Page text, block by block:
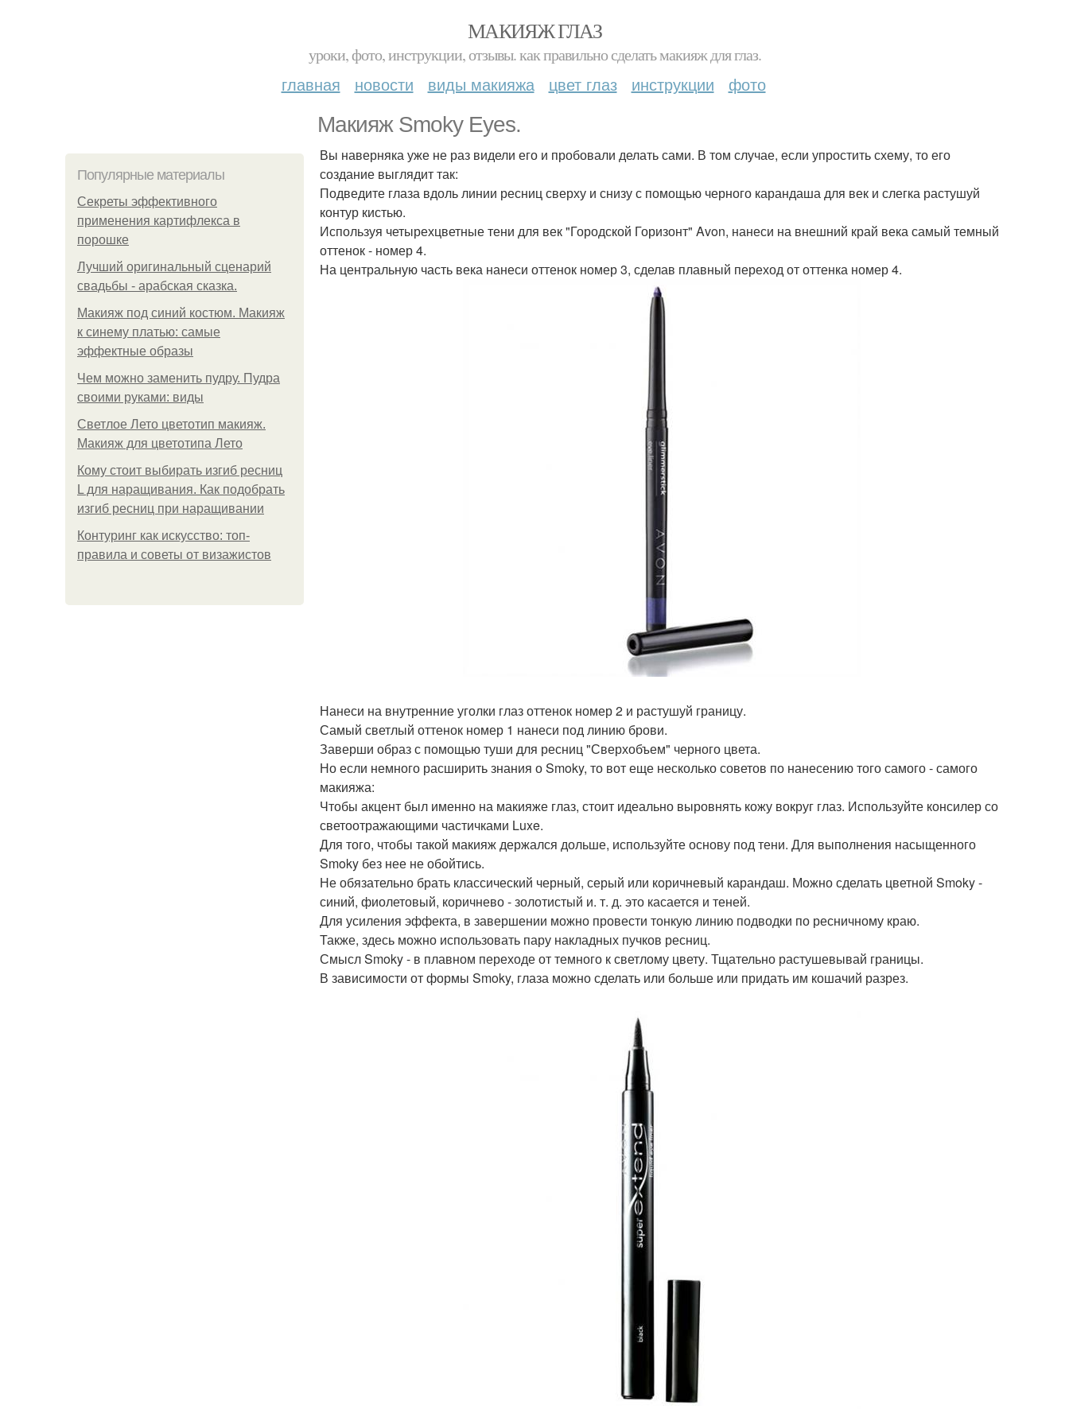
МАКИЯЖ ГЛАЗ
уроки, фото, инструкции, отзывы. как правильно сделать макияж для глаз.
главная новости виды макияжа цвет глаз инструкции фото
Макияж Smoky Eyes.
Популярные материалы
Секреты эффективного
применения картифлекса в
порошке
Лучший оригинальный сценарий
свадьбы - арабская сказка.
Макияж под синий костюм. Макияж
к синему платью: самые
эффектные образы
Чем можно заменить пудру. Пудра
своими руками: виды
Светлое Лето цветотип макияж.
Макияж для цветотипа Лето
Кому стоит выбирать изгиб ресниц
L для наращивания. Как подобрать
изгиб ресниц при наращивании
Контуринг как искусство: топ-
правила и советы от визажистов
Вы наверняка уже не раз видели его и пробовали делать сами. В том случае, если упростить схему, то его
создание выглядит так:
Подведите глаза вдоль линии ресниц сверху и снизу с помощью черного карандаша для век и слегка растушуй
контур кистью.
Используя четырехцветные тени для век "Городской Горизонт" Avon, нанеси на внешний край века самый темный
оттенок - номер 4.
На центральную часть века нанеси оттенок номер 3, сделав плавный переход от оттенка номер 4.
Нанеси на внутренние уголки глаз оттенок номер 2 и растушуй границу.
Самый светлый оттенок номер 1 нанеси под линию брови.
Заверши образ с помощью туши для ресниц "Сверхобъем" черного цвета.
Но если немного расширить знания о Smoky, то вот еще несколько советов по нанесению того самого - самого
макияжа:
Чтобы акцент был именно на макияже глаз, стоит идеально выровнять кожу вокруг глаз. Используйте консилер со
светоотражающими частичками Luxe.
Для того, чтобы такой макияж держался дольше, используйте основу под тени. Для выполнения насыщенного
Smoky без нее не обойтись.
Не обязательно брать классический черный, серый или коричневый карандаш. Можно сделать цветной Smoky -
синий, фиолетовый, коричнево - золотистый и. т. д. это касается и теней.
Для усиления эффекта, в завершении можно провести тонкую линию подводки по ресничному краю.
Также, здесь можно использовать пару накладных пучков ресниц.
Смысл Smoky - в плавном переходе от темного к светлому цвету. Тщательно растушевывай границы.
В зависимости от формы Smoky, глаза можно сделать или больше или придать им кошачий разрез.